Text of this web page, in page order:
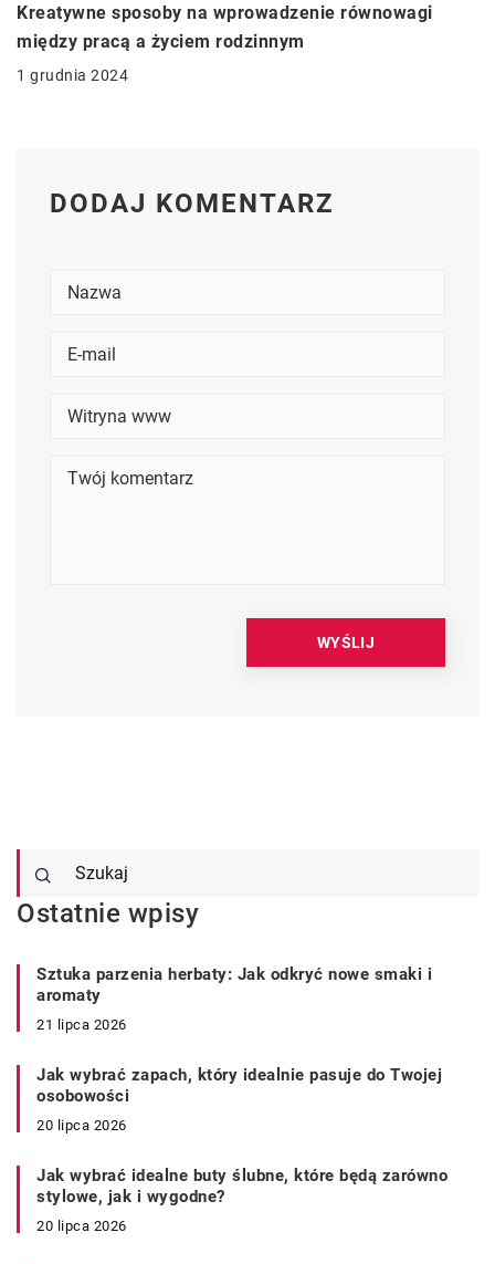
Kreatywne sposoby na wprowadzenie równowagi
między pracą a życiem rodzinnym
1 grudnia 2024
DODAJ KOMENTARZ
Ostatnie wpisy
Sztuka parzenia herbaty: Jak odkryć nowe smaki i
aromaty
21 lipca 2026
Jak wybrać zapach, który idealnie pasuje do Twojej
osobowości
20 lipca 2026
Jak wybrać idealne buty ślubne, które będą zarówno
stylowe, jak i wygodne?
20 lipca 2026